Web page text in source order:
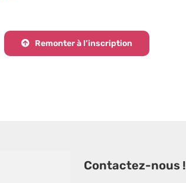
Remonter à l’inscription
Contactez-nous !